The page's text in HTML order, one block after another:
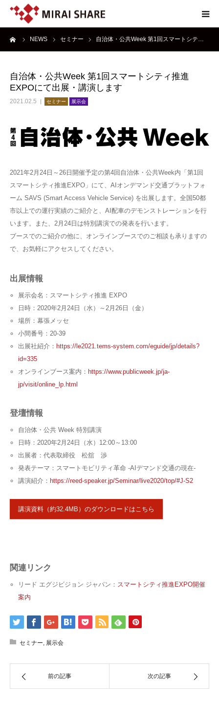
NEWS セミナー 自治体・公共Week 第1回スマートシテ…
自治体・公共Week 第1回スマートシティ推進
EXPOにて出展・講演します
2021.02.5 セミナー 展示会
2021年2月24日～26日開催予定の第4回自治体・公共Week内「第1回
スマートシティ推進EXPO」にて、AIオンデマンド交通プラットフォ
ーム SAVS (Smart Access Vehicle Service) を出展します。全国50都
市以上での運行実績のご紹介と、AI配車のデモンストレーションを行
います。また、2月24日は特別講演での発表を行います。
ブースでのご紹介の他に、オンラインブースでのご相談も承りますの
で、お気軽にアクセスしてください。
出展情報
展示会名：スマートシティ推進 EXPO
日時：2020年2月24日（水）～2月26日（金）
場所：幕張メッセ
小間番号：20-39
出展社紹介： https://le2021.tems-system.com/eguide/jp/details?
id=335
オンラインブース案内： https://www.publicweek.jp/ja-
jp/visit/online_lp.html
登壇情報
自治体・公共 Week 特別講演
日時：2020年2月24日（水）12:00～13:00
出展者：代表取締役 松舘 渉
発表テーマ：スマートモビリティ革命 -AIデマンド交通の現在-
講演紹介： https://reed-speaker.jp/Seminar/live2020/top/#J-S2
講演資料（約32.4MB）のダウンロードはこちら
関連リンク
リード エグジビジョン ジャパン： スマートシティ推進EXPO開催
案内
セミナー 展示会
前の記事 次の記事
NEWS
SERVICE